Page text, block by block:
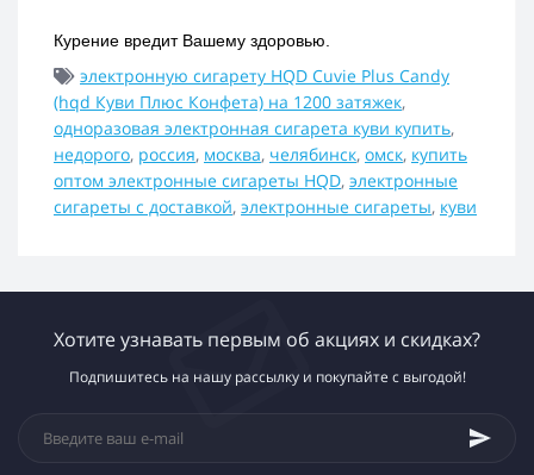
Курение вредит Вашему здоровью.
электронную сигарету HQD Cuvie Plus Candy
(hqd Куви Плюс Конфета) на 1200 затяжек,
одноразовая электронная сигарета куви купить,
недорого, россия, москва, челябинск, омск, купить
оптом электронные сигареты HQD, электронные
сигареты с доставкой, электронные сигареты, куви
Хотите узнавать первым об акциях и скидках?
Подпишитесь на нашу рассылку и покупайте с выгодой!